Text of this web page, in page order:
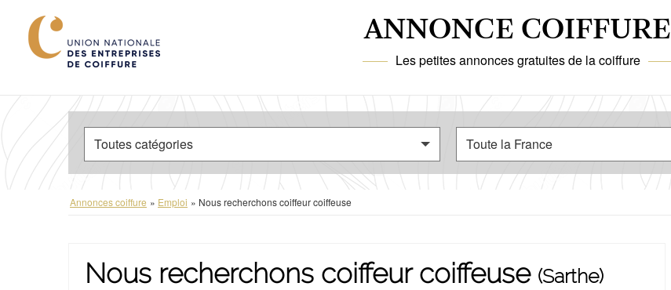
ANNONCE COIFFURE
Les petites annonces gratuites de la coiffure
Annonces coiffure » Emploi » Nous recherchons coiffeur coiffeuse
Nous recherchons coiffeur coiffeuse (Sarthe)